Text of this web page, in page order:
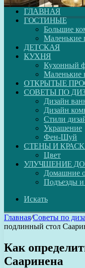
ГЛАВНАЯ
ГОСТИНЫЕ
Большие
Маленькие
ДЕТСКАЯ
КУХНЯ
Кухонный
Маленькие
ОТКРЫТЫЕ
СОВЕТЫ ПО
Дизайн
Дизайн
Стили
Украшение
Фен-Шуй
СТЕНЫ И
Цвет
УЛУЧШЕНИЕ
Домашние
Подъезды
Искать
Главная/Советы по
подлинный стол
Как
Сааринена